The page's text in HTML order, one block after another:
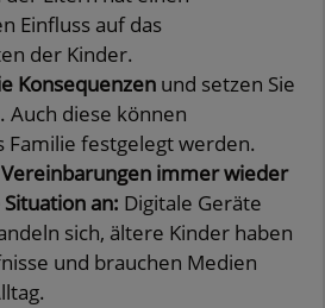
Einfluss auf das
der Kinder.
Konsequenzen und setzen Sie
Auch diese können
Familie festgelegt werden.
Vereinbarungen immer wieder
an: Digitale Geräte
sich, ältere Kinder haben
und brauchen Medien